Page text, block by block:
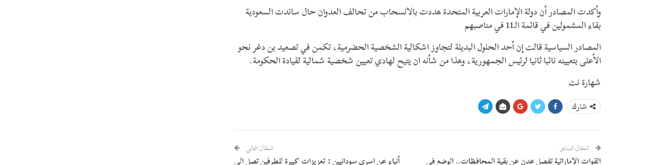
وأكدت المصادر أن دولة الإمارات العربية المتحدة هددت بالانسحاب من تحالف العدوان حال ساندت السعودية
بقاء المشمولين في قائمة الـ11 في مناصبهم
المصادر السياسية قالت إن أحد الحلول البديلة لتجاوز اشكالية الشخصية الحضرمية، تكمن في تصعيد بن دغر نحو
الأعلى بتعيينه نائبا ثانيا لرئيس الجمهورية، وهذا من شأنه ان يتيح لهادي تعيين شخصية شمالية لقيادة الحكومة.
شهارة نت
شارك
المقال السابق
القوات الإماراتية تفصل عدن عن بقية المحافظات.. الوضع في
المقال التالي
أنباء عن اسرى سودانيين : تعزيزات كبيرة للطرفين تصل الى